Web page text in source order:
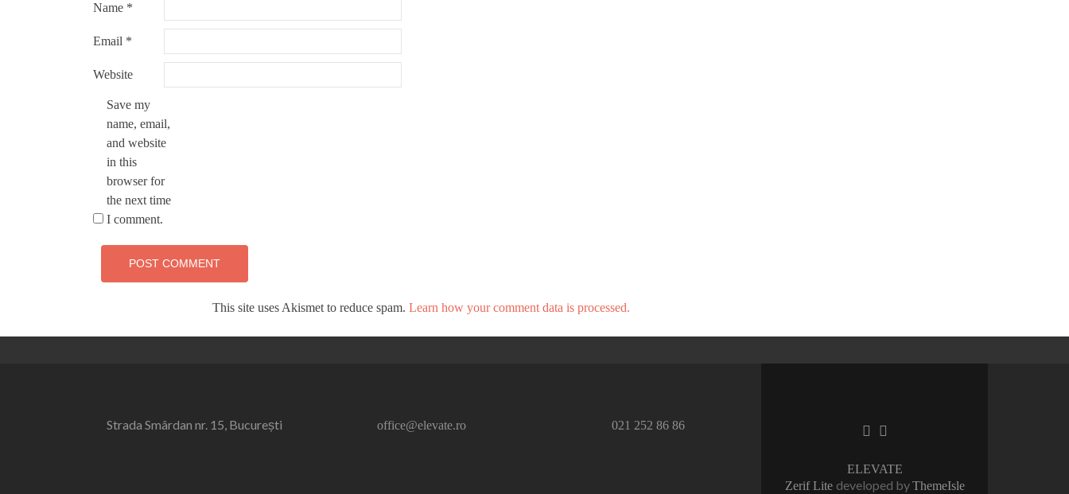
Name *
Email *
Website
Save my
name, email,
and website
in this
browser for
the next time
I comment.
This site uses Akismet to reduce spam. Learn how your comment data is processed.
Strada Smârdan nr. 15, București office@elevate.ro 021 252 86 86
Facebook
Linkedin
ELEVATE
Zerif Lite developed byThemeIsle